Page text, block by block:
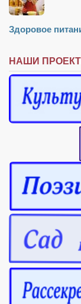
Здоровое
НАШИ